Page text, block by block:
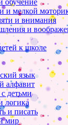
обучение
и мелкой
и внимания
и
к школе
язык
алфавит
детьми
логика
и писать
мир